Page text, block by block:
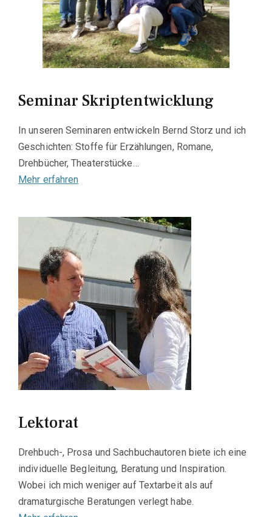
Seminar Skriptentwicklung
In unseren Seminaren entwickeln Bernd Storz und ich
Geschichten: Stoffe für Erzählungen, Romane,
Drehbücher, Theaterstücke…
Mehr erfahren
Lektorat
Drehbuch-, Prosa und Sachbuchautoren biete ich eine
individuelle Begleitung, Beratung und Inspiration.
Wobei ich mich weniger auf Textarbeit als auf
dramaturgische Beratungen verlegt habe.